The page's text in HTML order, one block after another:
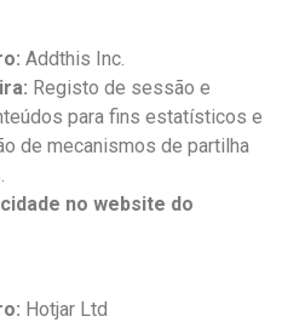
Addthis Inc.
Registo de sessão e
para fins estatísticos e
de mecanismos de partilha
no website do
Hotjar Ltd